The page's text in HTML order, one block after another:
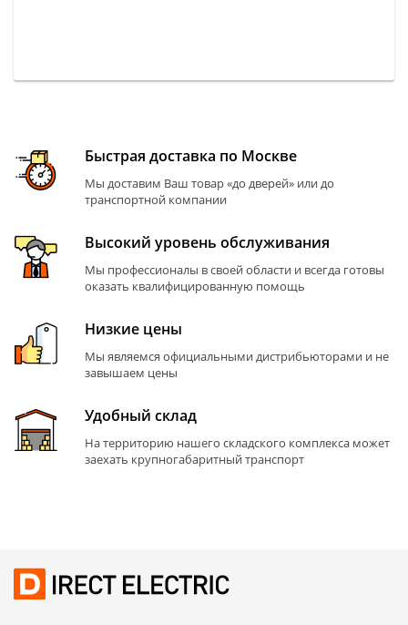
Быстрая доставка по Москве
Мы доставим Ваш товар «до дверей» или до
транспортной компании
Высокий уровень обслуживания
Мы профессионалы в своей области и всегда готовы
оказать квалифицированную помощь
Низкие цены
Мы являемся официальными дистрибьюторами и не
завышаем цены
Удобный склад
На территорию нашего складского комплекса может
заехать крупногабаритный транспорт